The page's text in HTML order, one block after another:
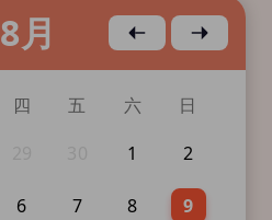
8月 上個月 下個月
四 五 六
日
1 2
6 7 8 9